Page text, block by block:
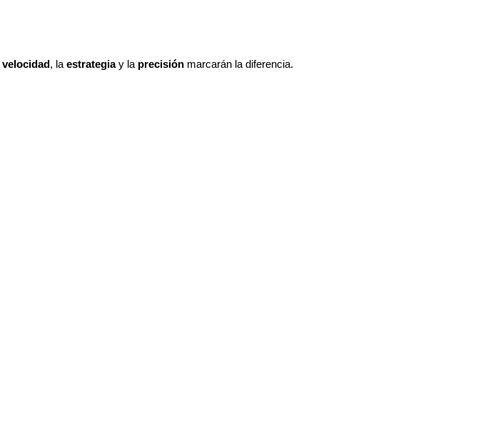
velocidad , la estrategiay la precisiónmarcarán la diferencia.